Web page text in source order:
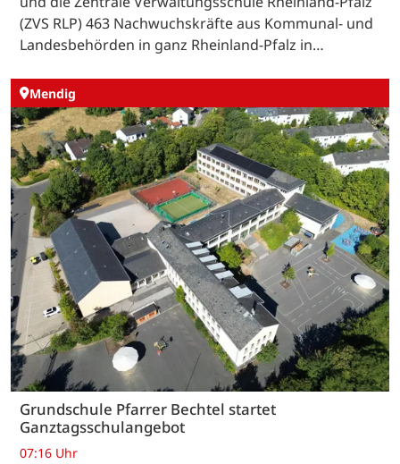
(ZVS RLP) 463 Nachwuchskräfte aus Kommunal- und
Landesbehörden in ganz Rheinland-Pfalz in…
Mendig
Grundschule Pfarrer Bechtel startet
Ganztagsschulangebot
07:16 Uhr